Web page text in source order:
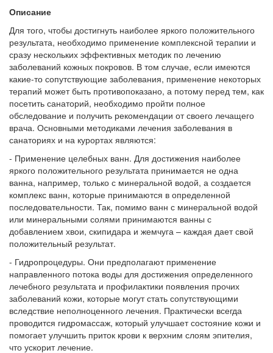
Описание
Для того, чтобы достигнуть наиболее яркого положительного
результата, необходимо применение комплексной терапии и
сразу нескольких эффективных методик по лечению
заболеваний кожных покровов. В том случае, если имеются
какие-то сопутствующие заболевания, применение некоторых
терапий может быть противопоказано, а потому перед тем, как
посетить санаторий, необходимо пройти полное
обследование и получить рекомендации от своего лечащего
врача. Основными методиками лечения заболевания в
санаториях и на курортах являются:
- Применение целебных ванн. Для достижения наиболее
яркого положительного результата принимается не одна
ванна, например, только с минеральной водой, а создается
комплекс ванн, которые принимаются в определенной
последовательности. Так, помимо ванн с минеральной водой
или минеральными солями принимаются ванны с
добавлением хвои, скипидара и жемчуга – каждая дает свой
положительный результат.
- Гидропроцедуры. Они предполагают применение
направленного потока воды для достижения определенного
лечебного результата и профилактики появления прочих
заболеваний кожи, которые могут стать сопутствующими
вследствие неполноценного лечения. Практически всегда
проводится гидромассаж, который улучшает состояние кожи и
помогает улучшить приток крови к верхним слоям эпителия,
что ускорит лечение.